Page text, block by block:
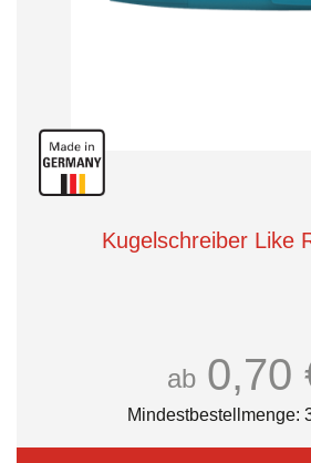
Kugelschreiber Like
ab 0,70
Mindestbestellmenge: